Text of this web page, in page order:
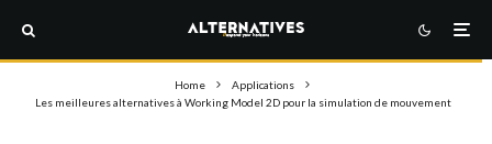
Home
Applications
Les meilleures alternatives à Working Model 2D pour la simulation de mouvement